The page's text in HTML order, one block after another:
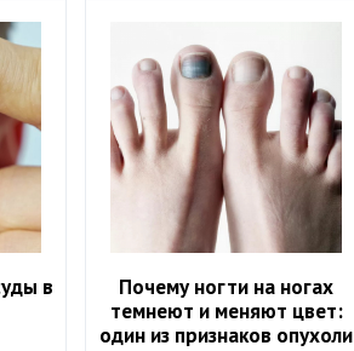
в
Почему ногти на ногах
темнеют и меняют цвет:
один из признаков опухоли